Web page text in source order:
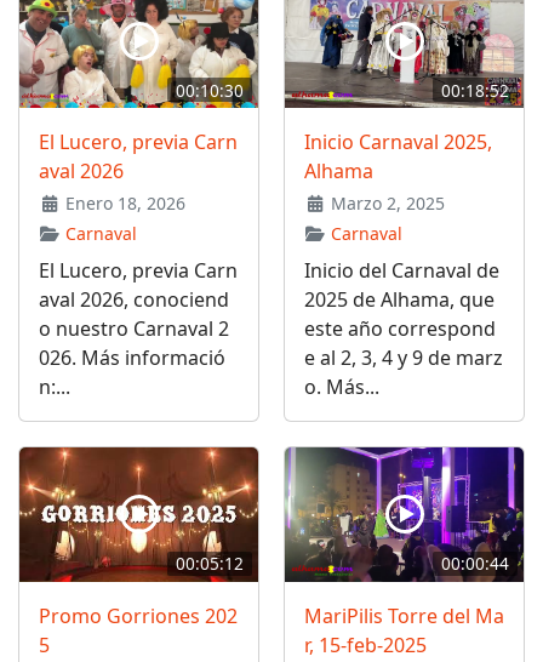
00:10:30
El Lucero, previa Carn
aval 2026
Enero 18, 2026
Carnaval
El Lucero, previa Carn
aval 2026, conociend
o nuestro Carnaval 2
026. Más informació
n:...
00:18:52
Inicio Carnaval 2025,
Alhama
Marzo 2, 2025
Carnaval
Inicio del Carnaval de
2025 de Alhama, que
este año correspond
e al 2, 3, 4 y 9 de marz
o. Más...
00:05:12
Promo Gorriones 202
5
00:00:44
MariPilis Torre del Ma
r, 15-feb-2025